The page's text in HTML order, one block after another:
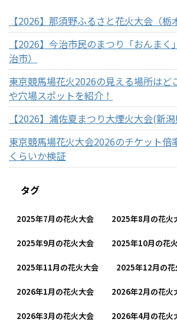
【2026】那須野ふるさと花火大会（栃
【2026】今治市民のまつり「おんま
治市）
東京競馬場花火2026の見える場所はど
や穴場スポットを紹介！
【2026】浦佐夏まつり大煙火大会(新
東京競馬場花火大会2026のチケット倍
くらいか検証
タグ
2025年7月の花火大会 2025年8月の花火
2025年9月の花火大会 2025年10月の花
2025年11月の花火大会 2025年12月の花
2026年1月の花火大会 2026年2月の花火
2026年3月の花火大会 2026年4月の花火